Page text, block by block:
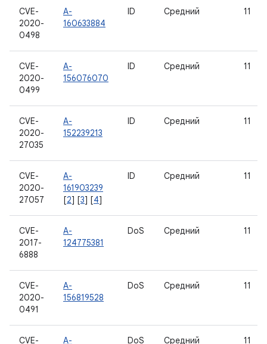
CVE-
2020-
0498
A-
160633884
ID Средний 11
CVE-
2020-
0499
A-
156076070
ID Средний 11
CVE-
2020-
27035
A-
152239213
ID Средний 11
CVE-
2020-
27057
A-
161903239
[2] [3] [4]
ID Средний 11
CVE-
2017-
6888
A-
124775381
DoS Средний 11
CVE-
2020-
0491
A-
156819528
DoS Средний 11
CVE-
A-
DoS Средний 11